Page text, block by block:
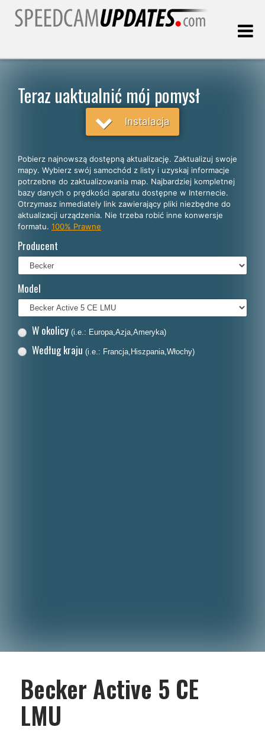
Polski
English
Español
Deutsch
Italiano
Dansk
Teraz uaktualnić mój pomysł
Instalacja
Pobierz najnowszą dostępną aktualizację. Zaktualizuj swoje
mapy. Wybierz swój samochód z listy i uzyskaj informacje
potrzebne do zaktualizowania map. Najbardziej kompletnej
bazy danych o prędkości aparatu dostępne w Internecie.
Otrzymasz inmediately link zawierający pliki niezbędne do
aktualizacji urządzenia. Nie trzeba robić inne konwersje
formatu. 100% Prawne
Producent
Model
W okolicy (i.e.: Europa,Azja,Ameryka)
Według kraju (i.e.: Francja,Hiszpania,Włochy)
Becker Active 5 CE
LMU